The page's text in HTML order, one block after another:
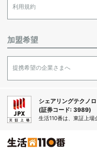
利用規約
加盟希望
提携希望の企業さまへ
シェアリングテクノ
(証券コード: 3989)
生活110番は、東証上場